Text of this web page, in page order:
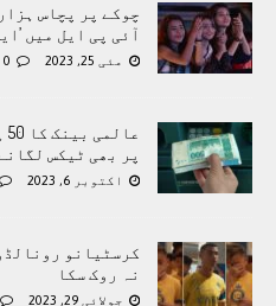
چوکے پر پچاس
آئی پی ایل میں
مئی 25, 2023 0
پر بھی ٹیکس
اکتوبر 6, 2023
کرسٹیانو
نہ روک سکا
جولائی 29, 2023